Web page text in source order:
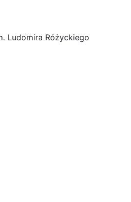
Ludomira Różyckiego